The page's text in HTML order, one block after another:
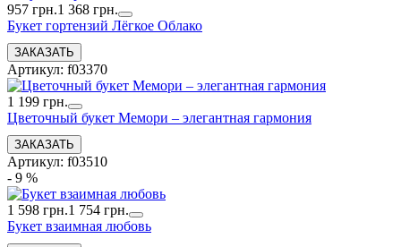
957 грн.1 368 грн.
Букет гортензий Лёгкое Облако
Артикул: f03370
1 199 грн.
Цветочный букет Мемори – элегантная гармония
Артикул: f03510
- 9 %
1 598 грн.1 754 грн.
Букет взаимная любовь